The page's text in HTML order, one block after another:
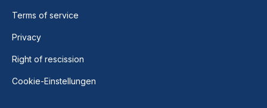
Terms of service
Privacy
Right of rescission
Cookie-Einstellungen